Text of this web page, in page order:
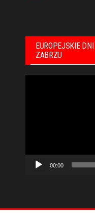
EUROPEJSKIE
ZABRZU
00:00